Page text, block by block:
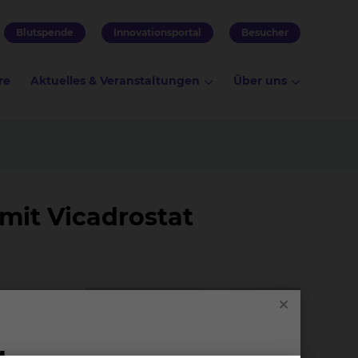
Blutspende Innovationsportal Besucher
Aktuelles & Veranstaltungen Über uns
Vicadrostat